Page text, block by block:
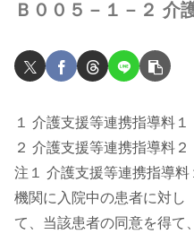
Ｂ００５－１－２ 介
１ 介護支援等連携指導料
２ 介護支援等連携指導料
注１ 介護支援等連携指導
機関に入院中の患者に対し
て、当該患者の同意を得て